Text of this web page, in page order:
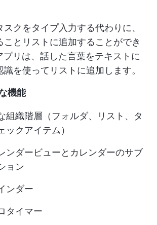
クをタイプ入力する代わりに、
ことリストに追加することができ
リは、話した言葉をテキストに
を使ってリストに追加します。
機能
組織階層（フォルダ、リスト、タ
ックアイテム）
ンダービューとカレンダーのサブ
ョン
ンダー
タイマー